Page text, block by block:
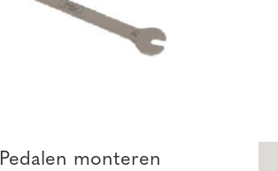
Pedalen monteren